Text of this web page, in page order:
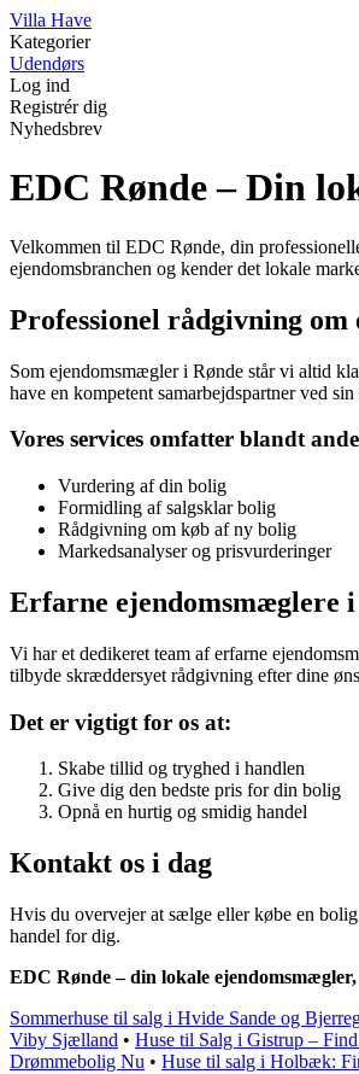
Villa Have
Kategorier
Udendørs
Log ind
Registrér dig
Nyhedsbrev
EDC Rønde – Din
Velkommen til EDC Rønde, din
ejendomsbranchen og kender det lokale
Professionel rådgivning om
Som ejendomsmægler i Rønde står vi altid
have en kompetent samarbejdspartner ved sin
Vores services omfatter blandt
Vurdering af din bolig
Formidling af salgsklar bolig
Rådgivning om køb af ny bolig
Markedsanalyser og prisvurderinger
Erfarne ejendomsmæglere i
Vi har et dedikeret team af erfarne
tilbyde skræddersyet rådgivning efter dine
Det er vigtigt for os at:
Skabe tillid og tryghed i handlen
Give dig den bedste pris for din bolig
Opnå en hurtig og smidig handel
Kontakt os i dag
Hvis du overvejer at sælge eller købe en
handel for dig.
EDC Rønde – din lokale
Sommerhuse til salg i Hvide Sande og
Viby Sjælland • Huse til Salg i Gistrup –
Drømmebolig Nu • Huse til salg i Holbæk: